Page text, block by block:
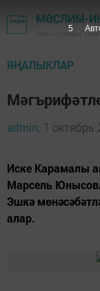
МӨСЛИМ-
"Авыл утлары"
ЯҢАЛЫКЛАР
admin, 1 октябрь
Иске Карамалы
Марсель
Эшкә
алар.
5